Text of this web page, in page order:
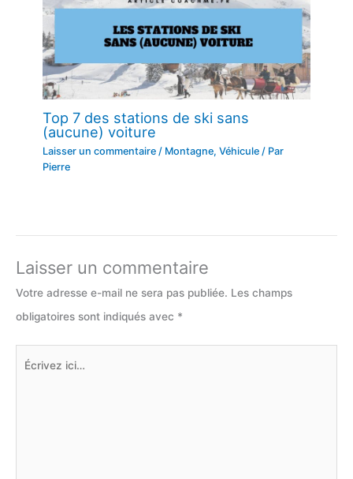
Top 7 des stations de ski sans
(aucune) voiture
Laisser un commentaire / Montagne,Véhicule / Par
Pierre
Laisser un commentaire
Votre adresse e-mail ne sera pas publiée. Les champs
obligatoires sont indiqués avec *